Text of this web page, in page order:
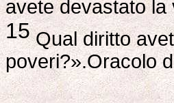
avete devastato
15Qual diritto
poveri?».Oracolo